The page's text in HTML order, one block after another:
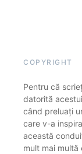
COPYRIGHT
Pentru că
datorită
când preluați
care v-a
această
mult mai